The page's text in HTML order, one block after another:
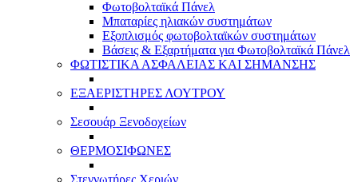
Φωτοβολταϊκά Πάνελ
Μπαταρίες ηλιακών συστημάτων
Εξοπλισμός φωτοβολταϊκών συστημάτων
Βάσεις & Εξαρτήματα για Φωτοβολταϊκά Πάνελ
ΦΩΤΙΣΤΙΚΑ ΑΣΦΑΛΕΙΑΣ ΚΑΙ ΣΗΜΑΝΣΗΣ
ΕΞΑΕΡΙΣΤΗΡΕΣ ΛΟΥΤΡΟΥ
Σεσουάρ Ξενοδοχείων
ΘΕΡΜΟΣΙΦΩΝΕΣ
Στεγνωτήρες Χεριών